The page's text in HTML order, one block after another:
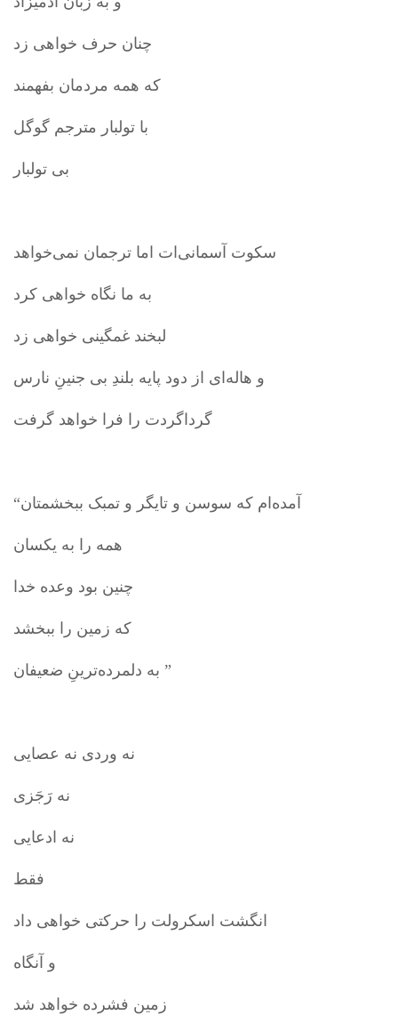
چنان حرف خواهی زد
که همه مردمان بفهمند
با تولبار مترجم گوگل
بی تولبار
سکوت آسمانی‌ات اما ترجمان نمی‌خواهد
به ما نگاه خواهی کرد
لبخند غمگینی خواهی زد
و هاله‌ای از دود پایه بلندِ بی جنینِ نارس
گرداگردت را فرا خواهد گرفت
“آمده‌ام که سوسن و تایگر و تمبک ببخشمتان
همه را به یکسان
چنین بود وعده خدا
که زمین را ببخشد
به دلمرده‌ترینِ ضعیفان ”
نه وردی نه عصایی
نه رَجَزی
نه ادعایی
فقط
انگشت اسکرولت را حرکتی خواهی داد
و آنگاه
زمین فشرده خواهد شد